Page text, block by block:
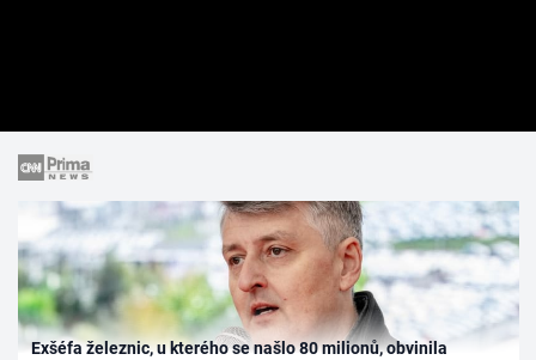
Exšéfa železnic, u kterého se našlo 80 milionů, obvinila